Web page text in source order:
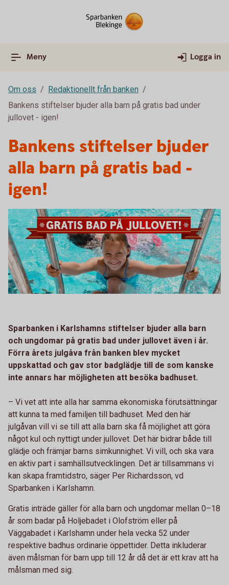
Meny Logga in
Om oss
Redaktionellt från banken
Bankens stiftelser bjuder alla barn på gratis bad under
jullovet - igen!
Bankens stiftelser bjuder
alla barn på gratis bad -
igen!
Sparbanken i Karlshamns stiftelser bjuder alla barn
och ungdomar på gratis bad under jullovet även i år.
Förra årets julgåva från banken blev mycket
uppskattad och gav stor badglädje till de som kanske
inte annars har möjligheten att besöka badhuset.
– Vi vet att inte alla har samma ekonomiska förutsättningar
att kunna ta med familjen till badhuset. Med den här
julgåvan vill vi se till att alla barn ska få möjlighet att göra
något kul och nyttigt under jullovet. Det här bidrar både till
glädje och främjar barns simkunnighet. Vi vill, och ska vara
en aktiv part i samhällsutvecklingen. Det är tillsammans vi
kan skapa framtidstro, säger Per Richardsson, vd
Sparbanken i Karlshamn.
Gratis inträde gäller för alla barn och ungdomar mellan 0–18
år som badar på Holjebadet i Olofström eller på
Väggabadet i Karlshamn under hela vecka 52 under
respektive badhus ordinarie öppettider. Detta inkluderar
även målsman för barn upp till 12 år då det är ett krav att ha
målsman med sig.